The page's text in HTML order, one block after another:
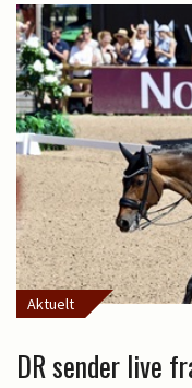
Aktuelt
DR sender live